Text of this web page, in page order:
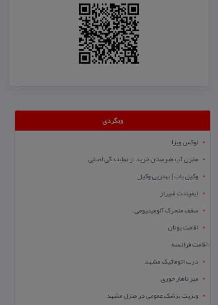
وبگردی
لوکس ویزا
مخزن آب طبرستان خرید از نمایندگی اصلی
وکیل یاب | بهترین وکیل
ایمپلنت شیراز
سقف متحرک آلومینیومی
اقامت یونان
اقامت فرانسه
درب اتوماتیک مشهد
میز ناهار خوری
ویزیت پزشک عمومی در منزل مشهد